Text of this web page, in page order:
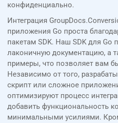
конфиденциально.
Интеграция
приложения Go проста
пакетам SDK. Наш SDK для Go
лаконичную документацию, а
примеры, что позволяет вам
Независимо от того,
скрипт или сложное
оптимизируют процесс
добавить функциональность
минимальными усилиями.